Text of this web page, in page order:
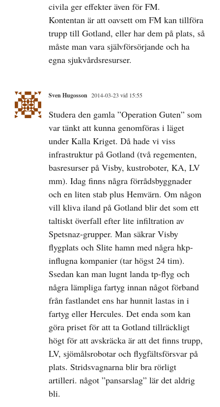
civila ger effekter även för FM.
Kontentan är att oavsett om FM kan tillföra
trupp till Gotland, eller har dem på plats, så
måste man vara självförsörjande och ha
egna sjukvårdsresurser.
Sven Hugosson 2014-03-23 vid 15:55
Studera den gamla ”Operation Guten” som
var tänkt att kunna genomföras i läget
under Kalla Kriget. Då hade vi viss
infrastruktur på Gotland (två regementen,
basresurser på Visby, kustroboter, KA, LV
mm). Idag finns några förrådsbyggnader
och en liten stab plus Hemvärn. Om någon
vill kliva iland på Gotland blir det som ett
taltiskt överfall efter lite infiltration av
Spetsnaz-grupper. Man säkrar Visby
flygplats och Slite hamn med några hkp-
influgna kompanier (tar högst 24 tim).
Ssedan kan man lugnt landa tp-flyg och
några lämpliga fartyg innan något förband
från fastlandet ens har hunnit lastas in i
fartyg eller Hercules. Det enda som kan
göra priset för att ta Gotland tillräckligt
högt för att avskräcka är att det finns trupp,
LV, sjömålsrobotar och flygfältsförsvar på
plats. Stridsvagnarna blir bra rörligt
artilleri. något ”pansarslag” lär det aldrig
bli.